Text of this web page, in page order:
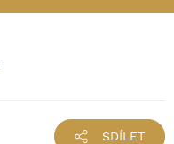
SDÍLET